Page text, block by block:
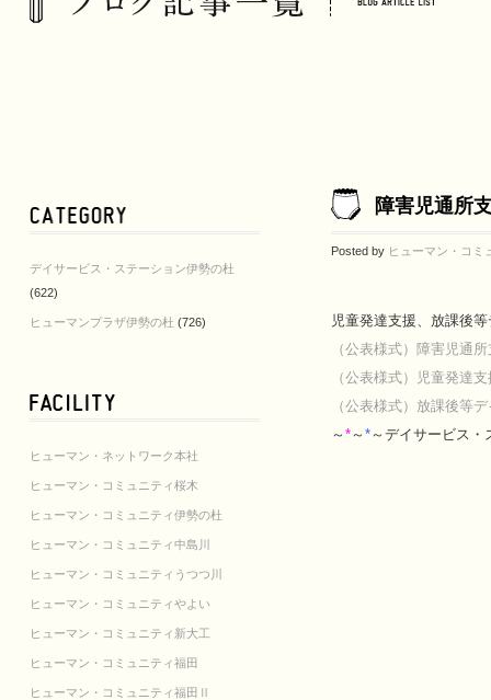
デイサービス・ステーション伊勢の杜
(622)
ヒューマンプラザ伊勢の杜 (726)
ヒューマン・ネットワーク本社
ヒューマン・コミュニティ桜木
ヒューマン・コミュニティ伊勢の杜
ヒューマン・コミュニティ中島川
ヒューマン・コミュニティうつつ川
ヒューマン・コミュニティやよい
ヒューマン・コミュニティ新大工
ヒューマン・コミュニティ福田
ヒューマン・コミュニティ福田Ⅱ
障害児通所
Posted by ヒューマン・コミ
児童発達支援、放課後
（公表様式）障害児通
（公表様式）児童発達支
（公表様式）放課後等
～ *～ *～デイサービス・